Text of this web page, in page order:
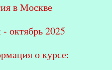
в Москве
октябрь 2025
о курсе: